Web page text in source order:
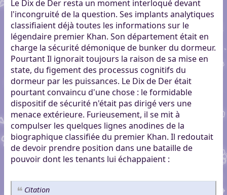
Le Dix de Der resta un moment interloqué devant
l'incongruité de la question. Ses implants analytiques
classifiaient déjà toutes les informations sur le
légendaire premier Khan. Son département était en
charge la sécurité démonique de bunker du dormeur.
Pourtant Il ignorait toujours la raison de sa mise en
state, du figement des processus cognitifs du
dormeur par les puissances. Le Dix de Der était
pourtant convaincu d'une chose : le formidable
dispositif de sécurité n'était pas dirigé vers une
menace extérieure. Furieusement, il se mit à
compulser les quelques lignes anodines de la
biographique classifiée du premier Khan. Il redoutait
de devoir prendre position dans une bataille de
pouvoir dont les tenants lui échappaient :
Citation